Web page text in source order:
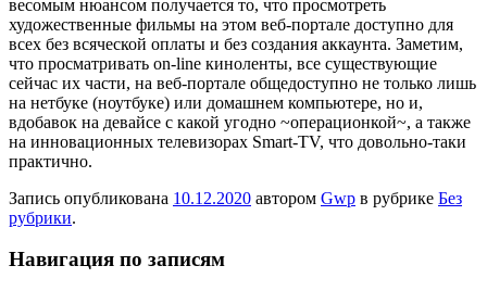
весомым нюансом получается то, что просмотреть
художественные фильмы на этом веб-портале доступно для
всех без всяческой оплаты и без создания аккаунта. Заметим,
что просматривать on-line киноленты, все существующие
сейчас их части, на веб-портале общедоступно не только лишь
на нетбуке (ноутбуке) или домашнем компьютере, но и,
вдобавок на девайсе с какой угодно ~операционкой~, а также
на инновационных телевизорах Smart-TV, что довольно-таки
практично.
Запись опубликована 10.12.2020 автором Gwp в рубрике Без
рубрики.
Навигация по записям